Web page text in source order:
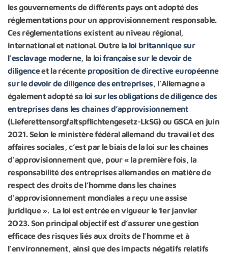
les gouvernements de différents pays ont adopté des
réglementations pour un approvisionnement responsable.
Ces réglementations existent au niveau régional,
international et national. Outre la loi britannique sur
l’esclavage moderne, la loi française sur le devoir de
diligenceet la récente proposition de directive européenne
sur le devoir de diligence des entreprises, l’Allemagne a
également adopté sa loi sur les obligations de diligence des
entreprises dans les chaînes d’approvisionnement
(Lieferettensorgfaltspflichtengesetz-LkSG) ou GSCA en juin
2021. Selon le ministère fédéral allemand du travail et des
affaires sociales, c’est par le biais de la loi sur les chaînes
d’approvisionnement que, pour « la première fois, la
responsabilité des entreprises allemandes en matière de
respect des droits de l’homme dans les chaînes
d’approvisionnement mondiales a reçu une assise
juridique ». La loi est entrée en vigueur le 1er janvier
2O23. Son principal objectif est d’assurer une gestion
efficace des risques liés aux droits de l’homme et à
l’environnement, ainsi que des impacts négatifs relatifs